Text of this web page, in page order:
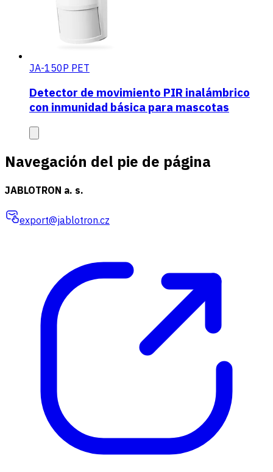
JA-150P PET
Detector de movimiento PIR inalámbrico
con inmunidad básica para mascotas
Navegación del pie de página
JABLOTRON a. s.
export@jablotron.cz